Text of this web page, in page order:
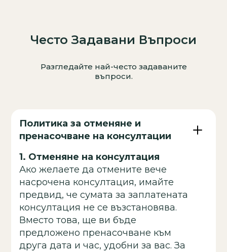
Често Задавани Въпроси
Разгледайте най-често задаваните
въпроси.
Политика за отменяне и
пренасочване на консултации
1. Отменяне на консултация
Ако желаете да отмените вече
насрочена консултация, имайте
предвид, че сумата за заплатената
консултация не се възстановява.
Вместо това, ще ви бъде
предложено пренасочване към
друга дата и час, удобни за вас. За